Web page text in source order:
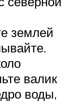
землей
валик
воды,